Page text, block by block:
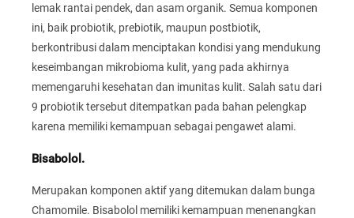
lemak rantai pendek, dan asam organik. Semua komponen
ini, baik probiotik, prebiotik, maupun postbiotik,
berkontribusi dalam menciptakan kondisi yang mendukung
keseimbangan mikrobioma kulit, yang pada akhirnya
memengaruhi kesehatan dan imunitas kulit. Salah satu dari
9 probiotik tersebut ditempatkan pada bahan pelengkap
karena memiliki kemampuan sebagai pengawet alami.
Bisabolol.
Merupakan komponen aktif yang ditemukan dalam bunga
Chamomile. Bisabolol memiliki kemampuan menenangkan